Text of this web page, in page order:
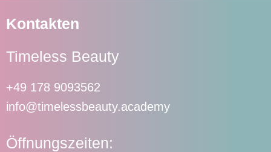
Kontakten
Timeless Beauty
+49 178 9093562
info@timelessbeauty.academy
Öffnungszeiten: